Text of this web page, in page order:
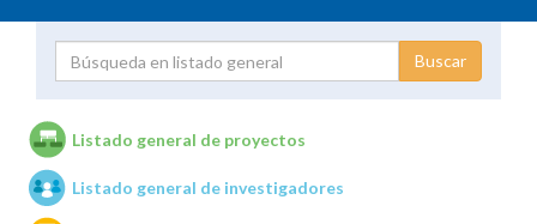
Unidades de investigación
Listado general de proyectos
Listado general de investigadores